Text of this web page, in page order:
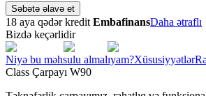
Səbətə əlavə et
18 aya qədər kredit EmbafinansDaha ətraflı
Bizdə keçərlidir
Niyə bu məhsulu almalıyam?Xüsusiyyətlər
Class Çarpayı W90